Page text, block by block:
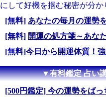
にして好機を掴む秘密が分か
[無料] あなたの毎月の運勢
[無料] 開運の処方箋～あな
[無料]今日から開運体質！
▼有料鑑定 占い
[500円鑑定] 今の運勢をばっ